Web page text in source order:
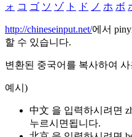
ォ コ ゴ ソ ゾ ト ド ノ ホ ボ
http://chineseinput.net/에서
할 수 있습니다.
변환된 중국어를 복사하여
예시)
中文 을 입력하시려면
누르시면됩니다.